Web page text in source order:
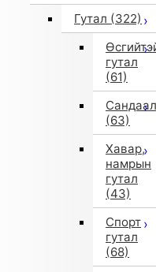
Гутал (322)
гутал
(61)
Сандаал
(63)
Хавар,
намрын
гутал
(43)
Спорт
гутал
(68)